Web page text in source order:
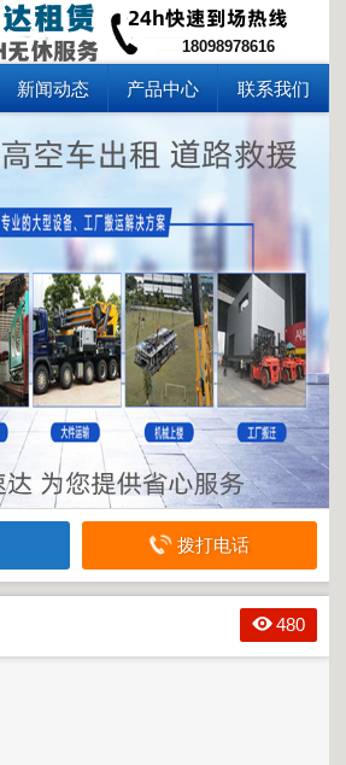
18098978616
新闻动态 产品中心 联系我们
拨打电话
480